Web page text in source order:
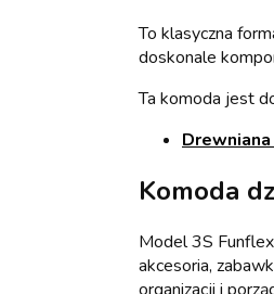
To klasyczna
doskonale
Ta komoda jest
Komoda
Model 3S
akcesoria,